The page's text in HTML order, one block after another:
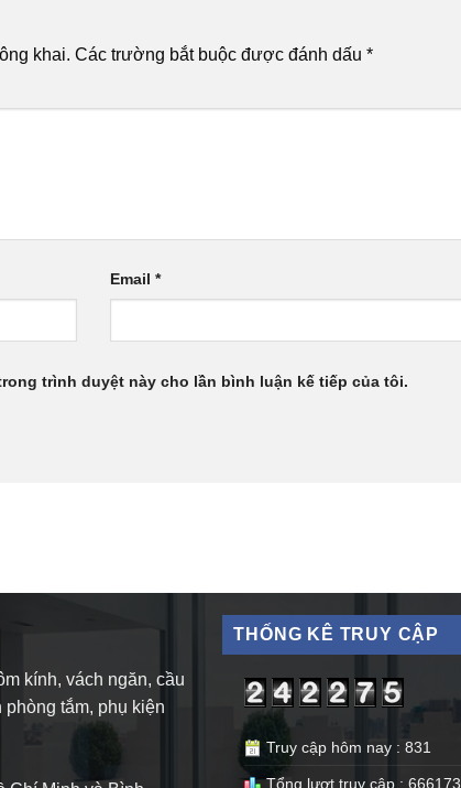
khai. Các trường bắt buộc được đánh dấu *
Email*
trình duyệt này cho lần bình luận kế tiếp của tôi.
kính, vách ngăn, cầu
tắm, phụ kiện
THỐNG KÊ TRUY CẬP
Truy cập hôm nay : 831
Tổng lượt truy cập : 666173